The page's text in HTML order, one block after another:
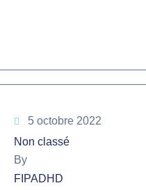
5 octobre 2022
Non classé
By
FIPADHD